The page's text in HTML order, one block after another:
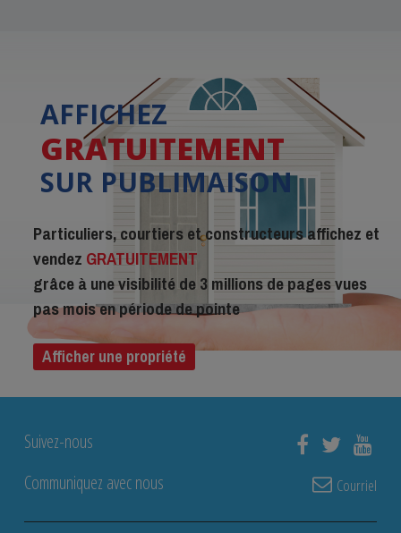
AFFICHEZ
GRATUITEMENT
SUR PUBLIMAISON
Particuliers, courtiers et constructeurs affichez et
vendez GRATUITEMENT
grâce à une visibilité de 3 millions de pages vues
pas mois en période de pointe
Afficher une propriété
Suivez-nous
Communiquez avec nous
Courriel